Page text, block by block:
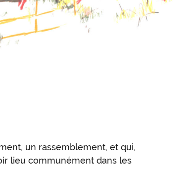
un rassemblement, et qui,
lieu communément dans les